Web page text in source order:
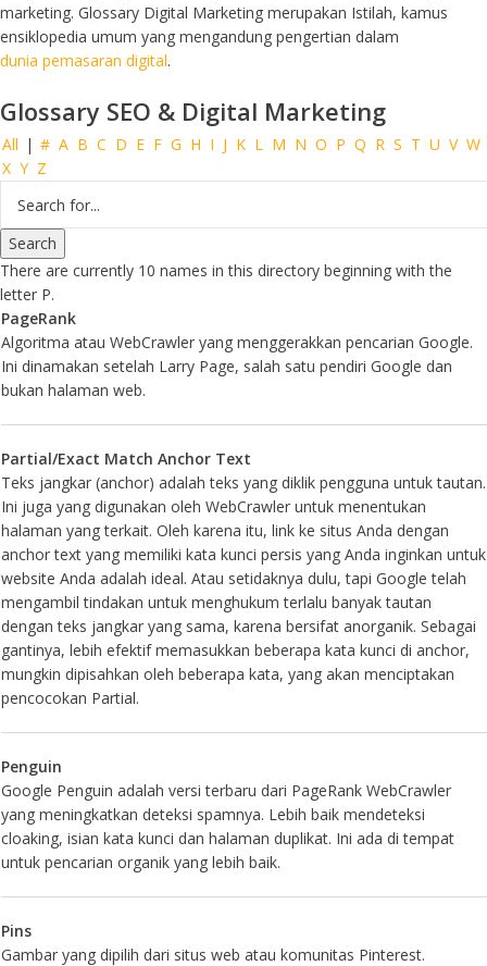
marketing. Glossary Digital Marketing merupakan Istilah, kamus
ensiklopedia umum yang mengandung pengertian dalam
dunia pemasaran digital.
Glossary SEO & Digital Marketing
All | # A B C D E F G H I J K L M N O P Q R S T U V W
X Y Z
There are currently 10 names in this directory beginning with the
letter P.
PageRank
Algoritma atau WebCrawler yang menggerakkan pencarian Google.
Ini dinamakan setelah Larry Page, salah satu pendiri Google dan
bukan halaman web.
Partial/Exact Match Anchor Text
Teks jangkar (anchor) adalah teks yang diklik pengguna untuk tautan.
Ini juga yang digunakan oleh WebCrawler untuk menentukan
halaman yang terkait. Oleh karena itu, link ke situs Anda dengan
anchor text yang memiliki kata kunci persis yang Anda inginkan untuk
website Anda adalah ideal. Atau setidaknya dulu, tapi Google telah
mengambil tindakan untuk menghukum terlalu banyak tautan
dengan teks jangkar yang sama, karena bersifat anorganik. Sebagai
gantinya, lebih efektif memasukkan beberapa kata kunci di anchor,
mungkin dipisahkan oleh beberapa kata, yang akan menciptakan
pencocokan Partial.
Penguin
Google Penguin adalah versi terbaru dari PageRank WebCrawler
yang meningkatkan deteksi spamnya. Lebih baik mendeteksi
cloaking, isian kata kunci dan halaman duplikat. Ini ada di tempat
untuk pencarian organik yang lebih baik.
Pins
Gambar yang dipilih dari situs web atau komunitas Pinterest.